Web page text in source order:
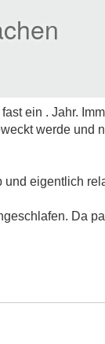
ein . Jahr.
werde und
eigentlich
Da